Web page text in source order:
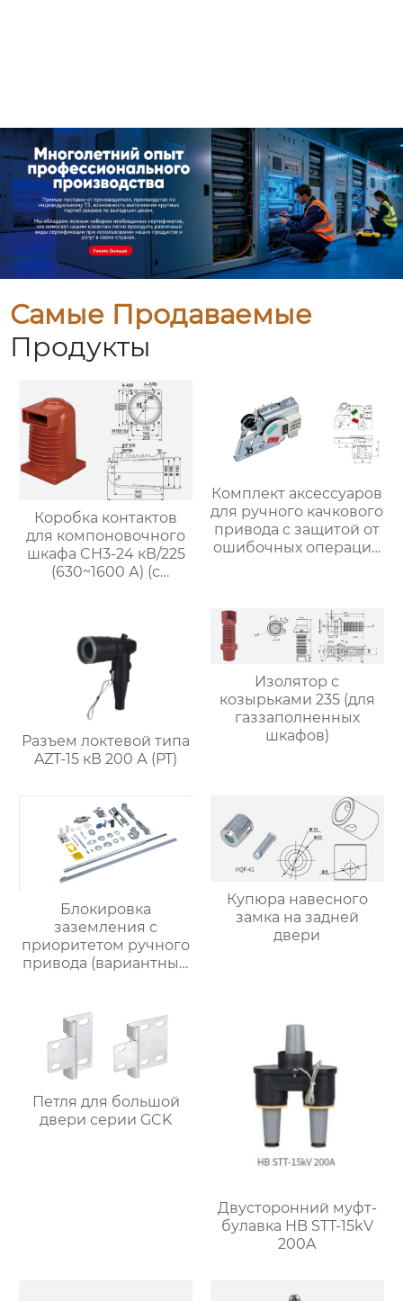
Самые Продаваемые
Продукты
Коробка контактов
для компоновочного
шкафа CH3-24 кВ/225
(630~1600 А) (с
Комплект аксессуаров
для ручного качкового
привода с защитой от
ошибочных операций
Разъем локтевой типа
AZT-15 кВ 200 А (PT)
Изолятор с
козырьками 235 (для
газзаполненных
шкафов)
Блокировка
заземления с
приоритетом ручного
привода (вариантный
Купюра навесного
замка на задней
двери
Петля для большой
двери серии GCK
Двусторонний муфт-
булавка HB STT-15kV
200A